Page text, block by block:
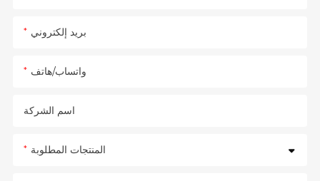
بريد إلكتروني
واتساب/هاتف
اسم الشركة
المنتجات المطلوبة